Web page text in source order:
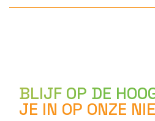
BLIJF OP DE
JE IN OP ONZE